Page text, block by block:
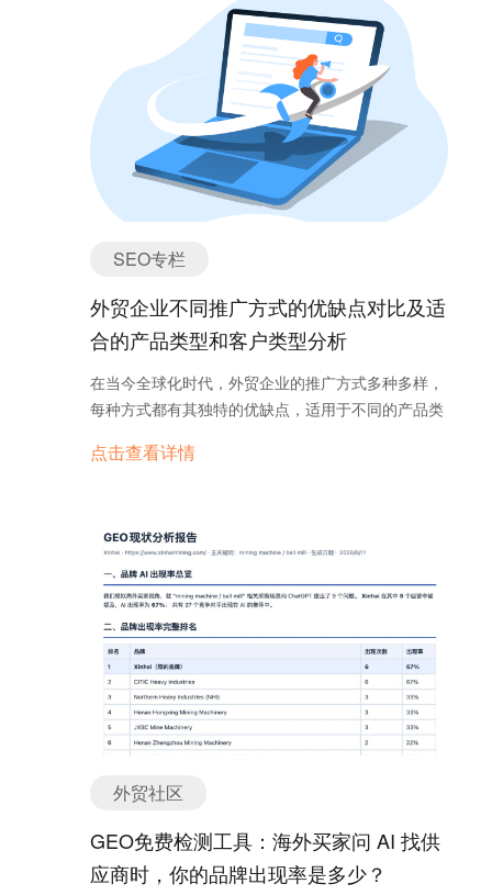
造业企业提供专业的海外整合营销整体解决方案,是国
内唯一一款打通外贸营销及销售管理环节的营销工
具，通过SEO、SEM能够有效帮助企业广告进行精准
投放从而提高获客效率，降低获客成本。并且先后与
Google、 Bing、 Yandex、 Facebook、 LinkedIn、
Twitter 等全球知名的互联网公司建立合作关系，成为
他们在中国地区的核心授权合作伙伴。
P4P广告的进一步细拆，就意味着原本属于后面店铺
的位置又会被更多的广告所挤压，每隔几个就会出
现“猜你喜欢”、“跨店推荐”等入口。卖家之间的流量
竞争压力更大了，买家在店铺之间跳来跳去的成本更
低了，平台可以坐收渔翁之利。 之前买了顶展广告位
的企业绝对想不到，2020年“问鼎”的推出，一下子就
结束了他们原本登顶的王者之位。除了不断跟投、加
注，企业别无他法，因为命脉掌握在平台手里，一切
套路。随着首页付费位置不再能满足创收需求，国际
以把之前那套流量兜售逻辑再来一遍。 叠加各种资质
产品，如出口通、金品诚企、信保以及SKA，
标，其实都是企业用钱“砸”出来的。只要平台想，分
分钟就可以推出一个换汤不换药的新产品，或者把两
个产品任意交叉组合，形成新的“阶级”。 比如：金品
下一个又会是什么？我们不得而知，但可以肯定的
是，一定会有。 有限的流量翻着无限的花样卖，越卖
越贵——这就是亘古不变的平台“生意经”。 这也是为
什么，当平台整体流量效果越来越差时，阿里甚至把
主意打到了收购一款成熟的CRM产品上，希望通过对
CRM中存量客户的再营销，为整个平台流量降本增
效。 我们看到：像天猫、京东等所有的平台一样，当
中小玩家把平台养起来，平台也毫不犹豫地抛弃了他
们。 最终，剩下头部玩家不断氪金，但也只是一时贪
欢，饮鸩止渴；腰部玩家为了不陷入沉没成本，只能
残；而尾部玩家，拿着张入场券，满场陪跑罢了，在
平台眼里，可能连一个“客户”都算不上了。 02/ 钱给
天也得做。你们看虽然我们公司现在还没啥海外业
务，但早在几年前我可就把这个行业的谷歌关键词排
名给买断了。 听到这句话，老王的脑回路绕不回来
了，互联网营销、外贸做了这么多年，各种服务、各
种工具全都见识过，这个把一个行业的关键词全都买
断是什么意思？ 向谁买？ 谷歌会卖吗？ 那造成的结
果呢？ 买家搜索该行业产品，同行网站无法展示？
既然有这种黑科技，外贸为啥还没做起来呢？ 这一句
话引发出好多连环问题，一时间无言以对。而桌上有
远见啊！ 一、SEO黑帽害人不浅 对，没错，回过神
来的外贸老王想到的第一个词就是这个。 “要做谷歌
优化吗？不花广告费哟，我们有谷歌的算法。” “你随
便给我个词，明天你就能看到他排在第一位。” “谷歌
SEO，再不做就晚了，你看你们同行谁谁谁都做
了。” 怎么样？是不是很熟悉？相信跟着外贸稍微沾
一句话是“你好，我们是XXX网络公司的”，如果这时
心里“免费诱惑”“速成妄想”、“竞争焦虑”，然后老板们
就乖乖的交上X万九千八购买多少个关键词的优化套
餐。 之后会发生什么呢？第二天打开网站一搜产品关
键词，第一位，满怀欣喜，第二天再看，怎么没了？
更有甚者，直接英文网站被K掉了。这种非常规手段
的SEO优化通常被称为黑帽，一但被发现，网站就很
难翻身了。其实这种事件不光在小企业身上发生过，
甚至在大企业身上老王也都见过。 二、SEO的逻辑
是什么 SEO的英文全名是“Search Engine
不花谷歌广告费的情况下，在用户搜到某词的时候，
能够心甘情愿的让你的网站排名靠前，核心点就在
于，谷歌一定认可用户搜的这个词，你的网站是能够
SEO专栏
外贸企业不同推广方式的优缺点对比及适
合的产品类型和客户类型分析
在当今全球化时代，外贸企业的推广方式多种多样，
每种方式都有其独特的优缺点，适用于不同的产品类
细分析，包括展会、B2B电商平台、海外社交媒体、
绍 1. 展会 概述： 展会通过面对面交流展示产品，
快速建立信任，适合需要直接展示的产品类型。 优
点： 直接与潜在客户面对面交流，展示产品实力，建
立信任。 塑造品牌形象，提高知名度。 快速获取客
户信息和反馈。 与行业同行和供应商建立联系，拓展
合作机会。 缺点： 成本高，包括场地费、展品费、
差旅费等。 需要大量时间和精力准备和参与。 客户
筛选困难，可能吸引不到目标客户。 受时间和地域限
制，只能在特定时间和地点举办。 适合的产品类
客户类型： 高价值客户、决策者。 2. B2B电商平台
概述： B2B电商平台提供信用保证和完整服务，适
合全球交易，特别适用于标准化产品。 优点： 提供
信用保证和完整服务，适合全球交易。 可以展示大量
点击查看详情
外贸社区
GEO免费检测工具：海外买家问 AI 找供
应商时，你的品牌出现率是多少？